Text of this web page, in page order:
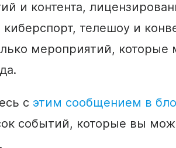
и контента,
телешоу и
мероприятий, которые
с этим сообщением в
событий, которые вы